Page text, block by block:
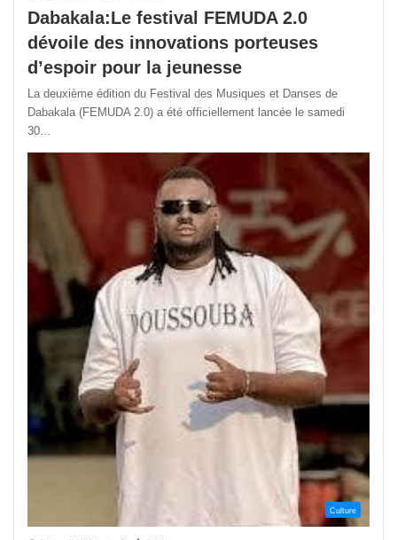
Dabakala:Le festival FEMUDA 2.0
dévoile des innovations porteuses
d’espoir pour la jeunesse
La deuxième édition du Festival des Musiques et Danses de
Dabakala (FEMUDA 2.0) a été officiellement lancée le samedi
30…
Culture